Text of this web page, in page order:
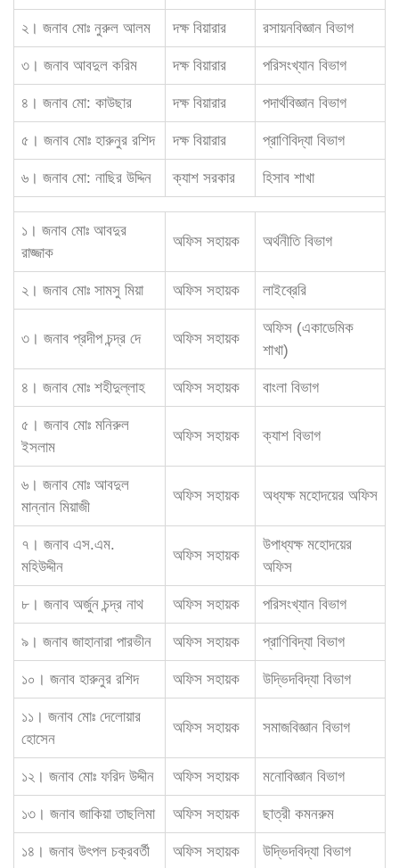
২। জনাব মোঃ নুরুল আলম দক্ষ বিয়ারার রসায়নবিজ্ঞান বিভাগ
৩। জনাব আবদুল করিম দক্ষ বিয়ারার পরিসংখ্যান বিভাগ
৪। জনাব মো: কাউছার দক্ষ বিয়ারার পদার্থবিজ্ঞান বিভাগ
৫। জনাব মোঃ হারুনুর রশিদ দক্ষ বিয়ারার প্রাণিবিদ্যা বিভাগ
৬। জনাব মো: নাছির উদ্দিন ক্যাশ সরকার হিসাব শাখা
১। জনাব মোঃ আবদুর
রাজ্জাক
অফিস সহায়ক অর্থনীতি বিভাগ
২। জনাব মোঃ সামসু মিয়া অফিস সহায়ক লাইব্রেরি
৩। জনাব প্রদীপ চন্দ্র দে অফিস সহায়ক
অফিস (একাডেমিক
শাখা)
৪। জনাব মোঃ শহীদুল্লাহ অফিস সহায়ক বাংলা বিভাগ
৫। জনাব মোঃ মনিরুল
ইসলাম
অফিস সহায়ক ক্যাশ বিভাগ
৬। জনাব মোঃ আবদুল
মান্নান মিয়াজী
অফিস সহায়ক অধ্যক্ষ মহোদয়ের অফিস
৭। জনাব এস.এম.
মহিউদ্দীন
অফিস সহায়ক
উপাধ্যক্ষ মহোদয়ের
অফিস
৮। জনাব অর্জুন চন্দ্র নাথ অফিস সহায়ক পরিসংখ্যান বিভাগ
৯। জনাব জাহানারা পারভীন অফিস সহায়ক প্রাণিবিদ্যা বিভাগ
১০। জনাব হারুনুর রশিদ অফিস সহায়ক উদ্ভিদবিদ্যা বিভাগ
১১। জনাব মোঃ দেলোয়ার
হোসেন
অফিস সহায়ক সমাজবিজ্ঞান বিভাগ
১২। জনাব মোঃ ফরিদ উদ্দীন অফিস সহায়ক মনোবিজ্ঞান বিভাগ
১৩। জনাব জাকিয়া তাছলিমা অফিস সহায়ক ছাত্রী কমনরুম
১৪। জনাব উৎপল চক্রবর্তী অফিস সহায়ক উদ্ভিদবিদ্যা বিভাগ